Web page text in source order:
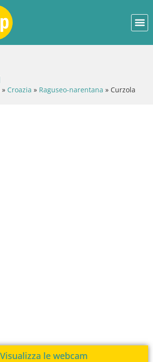
» Croazia » Raguseo-narentana » Curzola
Visualizza le webcam